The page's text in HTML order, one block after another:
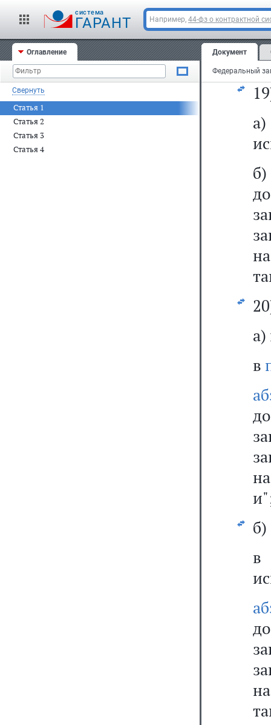
cистема
ГАРАНТ Например, 44-фз о контрактной
Оглавление
Свернуть
Статья 1
Статья 2
Статья 3
Статья 4
Документ
б)
в